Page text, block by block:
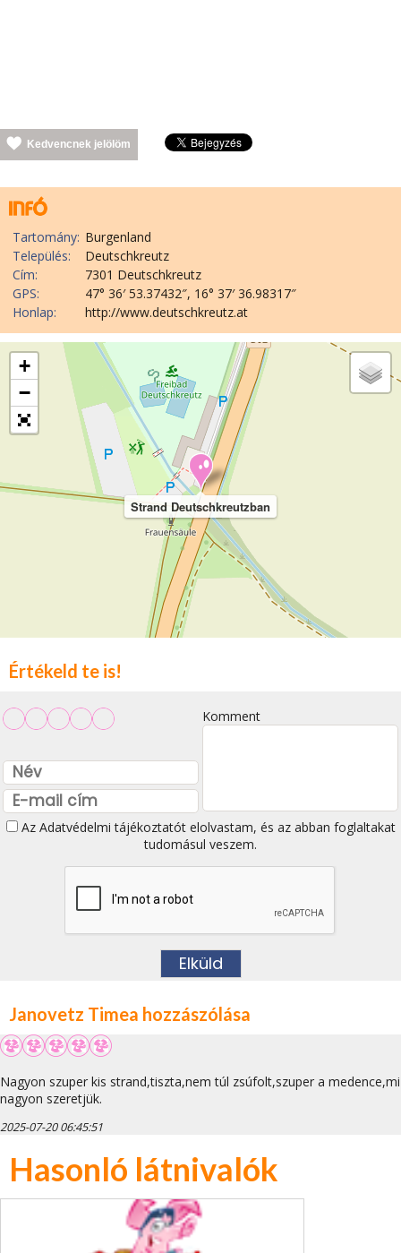
Kedvencnek jelölöm
Tartomány: Burgenland
Település:
Deutschkreutz
Cím:
7301 Deutschkreutz
GPS:
47° 36′ 53.37432″, 16° 37′ 36.98317″
Honlap:
http://www.deutschkreutz.at
Strand Deutschkreutzban
+
−
Értékeld te is!
Komment
Az Adatvédelmi tájékoztatótelolvastam, és az abban foglaltakat
tudomásul veszem.
Janovetz Timea hozzászólása
Nagyon szuper kis strand,tiszta,nem túl zsúfolt,szuper a medence,mi
nagyon szeretjük.
2025-07-20 06:45:51
Hasonló látnivalók